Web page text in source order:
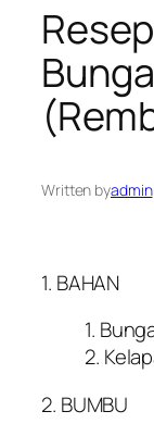
Written byadmin
1. BAHAN
1.
2.
2. BUMBU